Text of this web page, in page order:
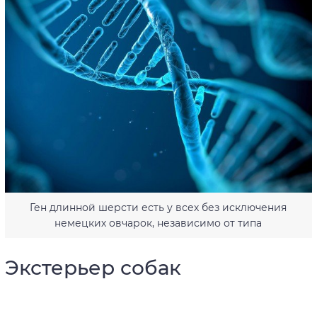
Ген длинной шерсти есть у всех без исключения
немецких овчарок, независимо от типа
Экстерьер собак